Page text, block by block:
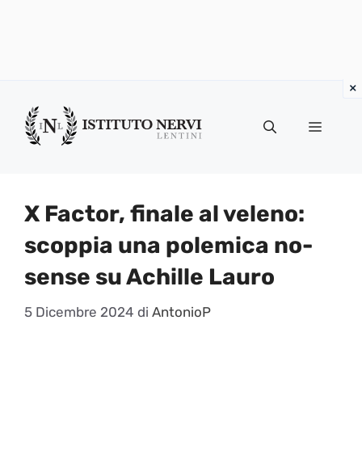
contenuto
Menu
X Factor, finale al veleno:
scoppia una polemica no-
sense su Achille Lauro
5 Dicembre 2024 di AntonioP